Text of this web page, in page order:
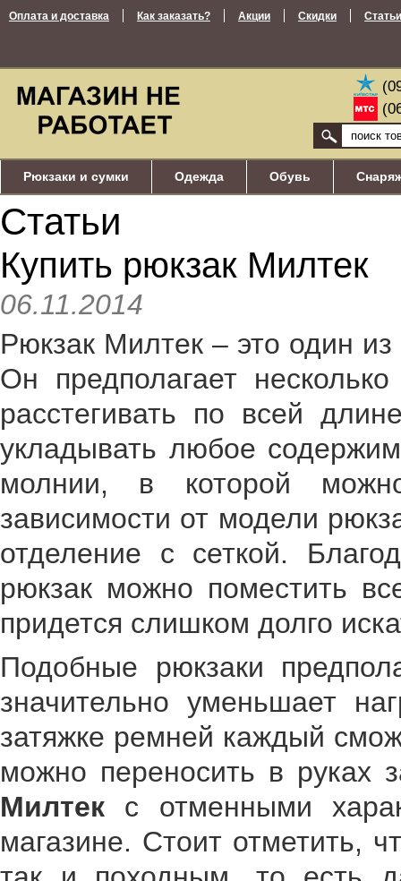
Оплата и доставка Как заказать? Акции Скидки Статьи
Рюкзаки и сумки Одежда Обувь
Статьи
Купить рюкзак Милтек
06.11.2014
Рюкзак Милтек – это один
Он предполагает
расстегивать по всей
укладывать любое
молнии, в которой
зависимости от модели
отделение с сеткой.
рюкзак можно поместить
придется слишком долго
Подобные рюкзаки
значительно уменьшает
затяжке ремней каждый
можно переносить в руках
Милтек с отменными
магазине. Стоит отметить,